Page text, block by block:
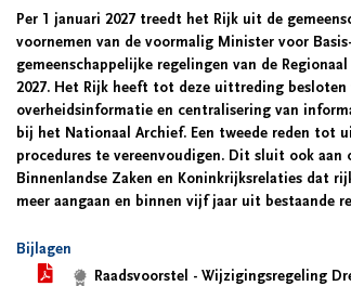
Per 1 januari 2027 treedt het Rijk uit de
voornemen van de voormalig Minister voor
gemeenschappelijke regelingen van de
2027. Het Rijk heeft tot deze uittreding
overheidsinformatie en centralisering van
bij het Nationaal Archief. Een tweede reden tot
procedures te vereenvoudigen. Dit sluit ook
Binnenlandse Zaken en Koninkrijksrelaties dat
meer aangaan en binnen vijf jaar uit bestaande
Bijlagen
Raadsvoorstel - Wijzigingsregeling